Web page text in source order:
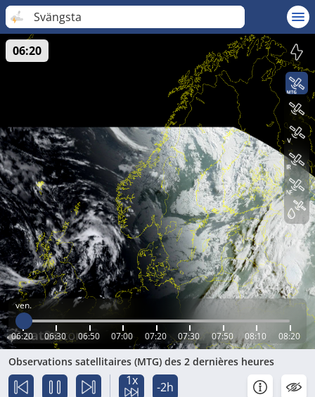
Svängsta
ven.
06:20 06:30 06:50 07:00 07:20 07:30 07:50 08:10 08:20
06:20
Observations satellitaires (MTG) des 2 dernières heures
1x -2h